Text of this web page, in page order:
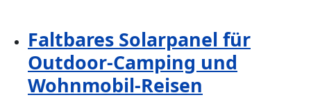
Faltbares Solarpanel für
Outdoor-Camping und
Wohnmobil-Reisen